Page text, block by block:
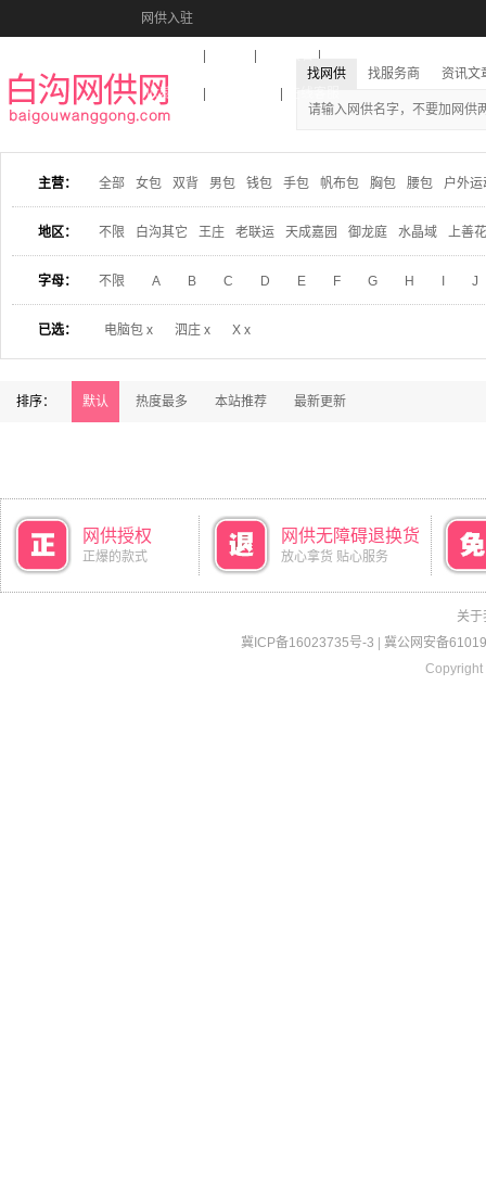
网供入驻
收藏本站
找网供 找服务商 资讯文
主营： 全部 女包 双背 男包 钱包 手包 帆布包 胸包 腰包 户外运
地区： 不限 白沟其它 王庄 老联运 天成嘉园 御龙庭 水晶域 上善
字母： 不限 A B C D E F G H J
已选： 电脑包 x 泗庄 x X x
排序： 默认 热度最多 本站推荐 最新更新
网供授权
正爆的款式
网供无障碍退换货
放心拿货 贴心服务
关于
冀ICP备16023735号-3
冀公网安备